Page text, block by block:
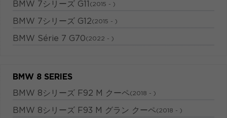
BMW 7シリーズ G11 (2015 - )
BMW 7シリーズ G12(2015 - )
BMW Série 7 G70(2022 - )
BMW 8 SERIES
BMW 8シリーズ F92 M クーペ(2018 - )
BMW 8シリーズ F93 M グラン クーペ(2018 - )